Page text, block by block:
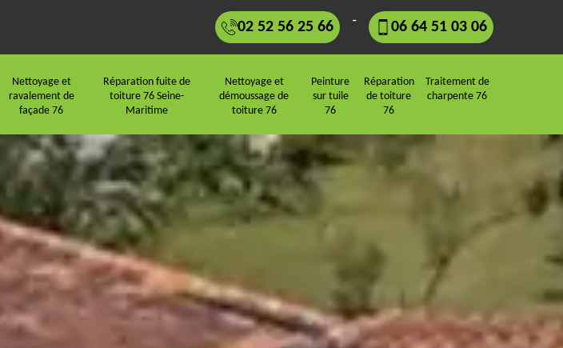
02 52 56 25 66 - 06 64 51 03 06
Nettoyage et
ravalement de
façade 76
Réparation fuite de
toiture 76 Seine-
Maritime
Nettoyage et
démoussage de
toiture 76
Peinture
sur tuile
76
Réparation
de toiture
76
Traitement de
charpente 76